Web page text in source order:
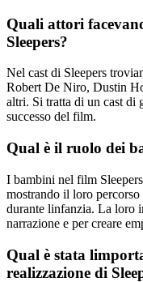
Quali attori
Sleepers?
Nel cast di Sleepers
Robert De Niro, Dustin
altri. Si tratta di un cast di
successo del film.
Qual è il ruolo dei
I bambini nel film
mostrando il loro
durante linfanzia. La loro
narrazione e per creare
Qual è stata
realizzazione di